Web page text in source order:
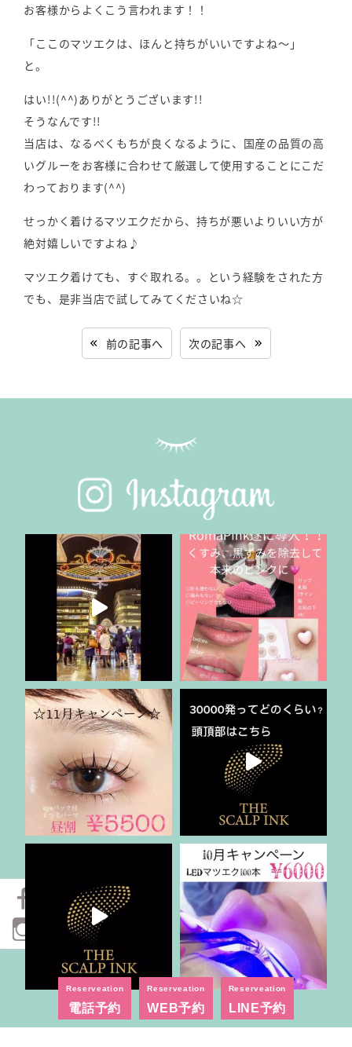
お客様からよくこう言われます！！
「ここのマツエクは、ほんと持ちがいいですよね～」
と。
はい!!(^^)ありがとうございます!!
そうなんです!!
当店は、なるべくもちが良くなるように、国産の品質の高
いグルーをお客様に合わせて厳選して使用することにこだ
わっております(^^)
せっかく着けるマツエクだから、持ちが悪いよりいい方が
絶対嬉しいですよね♪
マツエク着けても、すぐ取れる。。という経験をされた方
でも、是非当店で試してみてくださいね☆
前の記事へ 次の記事へ
Reserveation
電話予約
Reserveation
WEB予約
Reserveation
LINE予約